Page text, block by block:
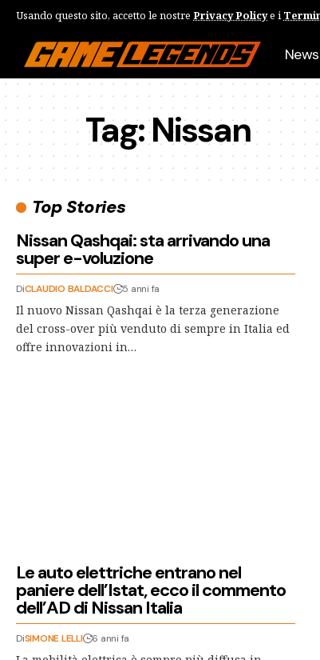
Usando questo sito, accetto le nostre Privacy Policye i
News
Tag:Nissan
Top Stories
Nissan Qashqai: sta arrivando una
super e-voluzione
DiCLAUDIO BALDACCI 5 anni fa
Il nuovo Nissan Qashqai è la terza generazione
del cross-over più venduto di sempre in Italia ed
offre innovazioni in…
Le auto elettriche entrano nel
paniere dell’Istat, ecco il commento
dell’AD di Nissan Italia
DiSIMONE LELLI 6 anni fa